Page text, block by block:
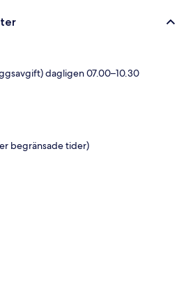
dagligen 07.00–10.30
begränsade tider)